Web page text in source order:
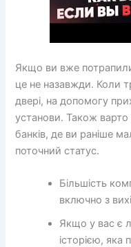
Якщо ви вже
це не назавжди. Коли
двері, на допомогу
установи. Також
банків, де ви раніше
поточний статус.
Більшість
включно з
Якщо у вас є
історією, яка